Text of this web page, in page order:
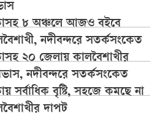
৮ অঞ্চলে আজও বইবে
নদীবন্দরে সতর্কসংকেত
২০ জেলায় কালবৈশাখীর
নদীবন্দরে সতর্কসংকেত
সর্বাধিক বৃষ্টি, সহজে কমছে না
দাপট